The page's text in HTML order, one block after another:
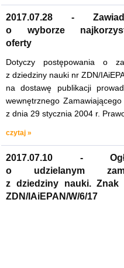
2017.07.28 -
o wyborze
oferty
Dotyczy postępowania o
z dziedziny nauki nr ZDN/
na dostawę publikacji
wewnętrznego
z dnia 29 stycznia 2004 r.
czytaj »
2017.07.10 -
o udzielanym
z dziedziny nauki. Znak
ZDN/IAiEPAN/W/6/17